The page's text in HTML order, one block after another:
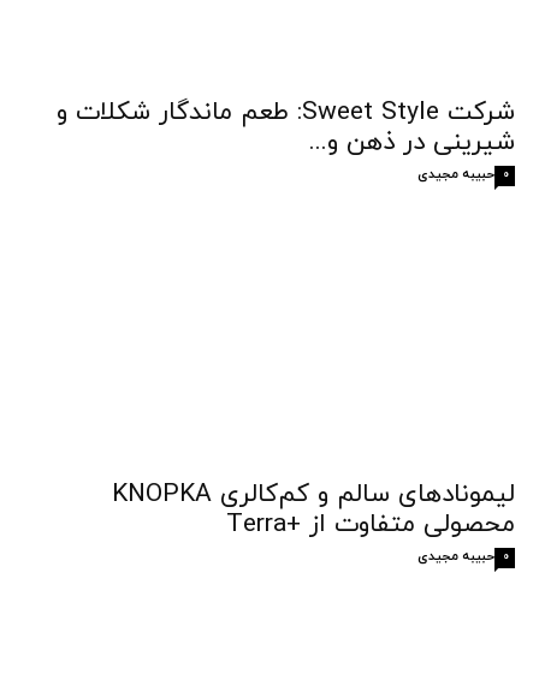
شرکت Sweet Style: طعم ماندگار شکلات و
شیرینی در ذهن و...
حبیبه مجیدی 0
لیمونادهای سالم و کم‌کالری KNOPKA
محصولی متفاوت از +Terra
حبیبه مجیدی 0